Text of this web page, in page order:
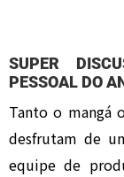
SUPER
PESSOAL DO
Tanto o mangá
desfrutam de
equipe de